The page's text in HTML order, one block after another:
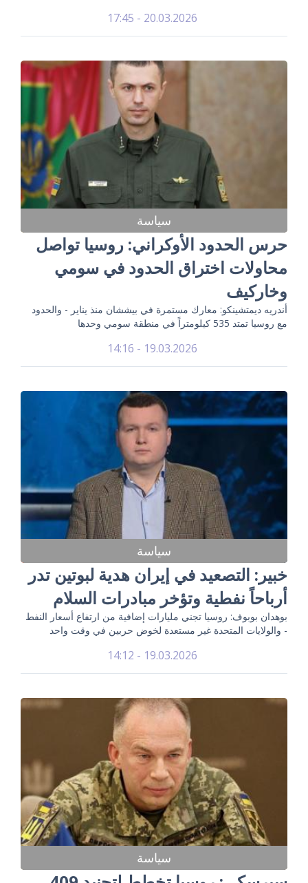
20.03.2026 - 17:45
سياسة
حرس الحدود الأوكراني: روسيا تواصل
محاولات اختراق الحدود في سومي
وخاركيف
أندريه ديمتشينكو: معارك مستمرة في بيششان منذ يناير - والحدود
مع روسيا تمتد 535 كيلومتراً في منطقة سومي وحدها
19.03.2026 - 14:16
سياسة
خبير: التصعيد في إيران هدية لبوتين تدر
أرباحاً نفطية وتؤخر مبادرات السلام
بوهدان بوبوف: روسيا تجني مليارات إضافية من ارتفاع أسعار النفط
- والولايات المتحدة غير مستعدة لخوض حربين في وقت واحد
19.03.2026 - 14:12
سياسة